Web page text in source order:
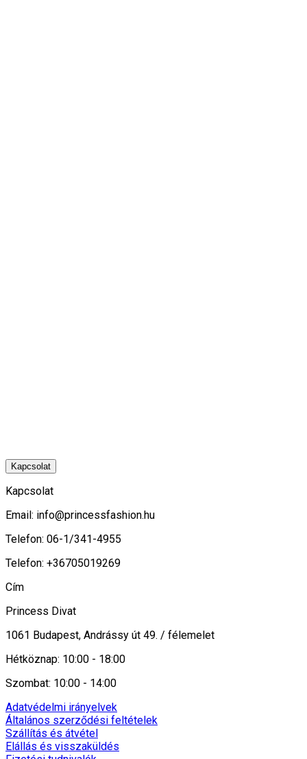
Kapcsolat
Kapcsolat
Email: info@princessfashion.hu
Telefon: 06-1/341-4955
Telefon: +36705019269
Cím
Princess Divat
1061 Budapest, Andrássy út 49. / félemelet
Hétköznap: 10:00 - 18:00
Szombat: 10:00 - 14:00
Adatvédelmi irányelvek
Általános szerződési feltételek
Szállítás és átvétel
Elállás és visszaküldés